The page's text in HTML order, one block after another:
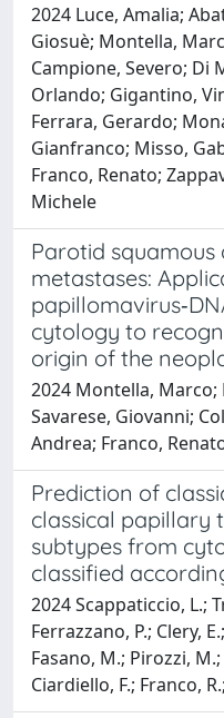
2024 Luce, Amalia;
Giosuè; Montella,
Campione, Severo; Di
Orlando; Gigantino,
Ferrara, Gerardo;
Gianfranco; Misso,
Franco, Renato;
Michele
Parotid
metastases:
cytology to
origin of the
2024 Montella, Marco;
Savarese, Giovanni;
Andrea; Franco,
Prediction of
classical papillary
subtypes from
classified
2024 Scappaticcio, L.;
Ferrazzano, P.; Clery,
Fasano, M.; Pirozzi,
Ciardiello, F.; Franco,